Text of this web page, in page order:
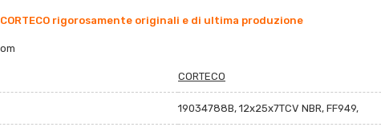
rigorosamente originali e di ultima produzione
m
CORTECO
19034788B, 12x25x7TCV NBR, FF949,